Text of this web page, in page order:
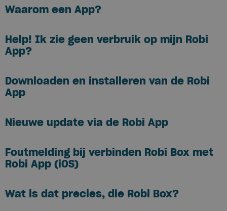
Waarom een App?
Help! Ik zie geen verbruik op mijn Robi
App?
Downloaden en installeren van de Robi
App
Nieuwe update via de Robi App
Foutmelding bij verbinden Robi Box met
Robi App (iOS)
Wat is dat precies, die Robi Box?